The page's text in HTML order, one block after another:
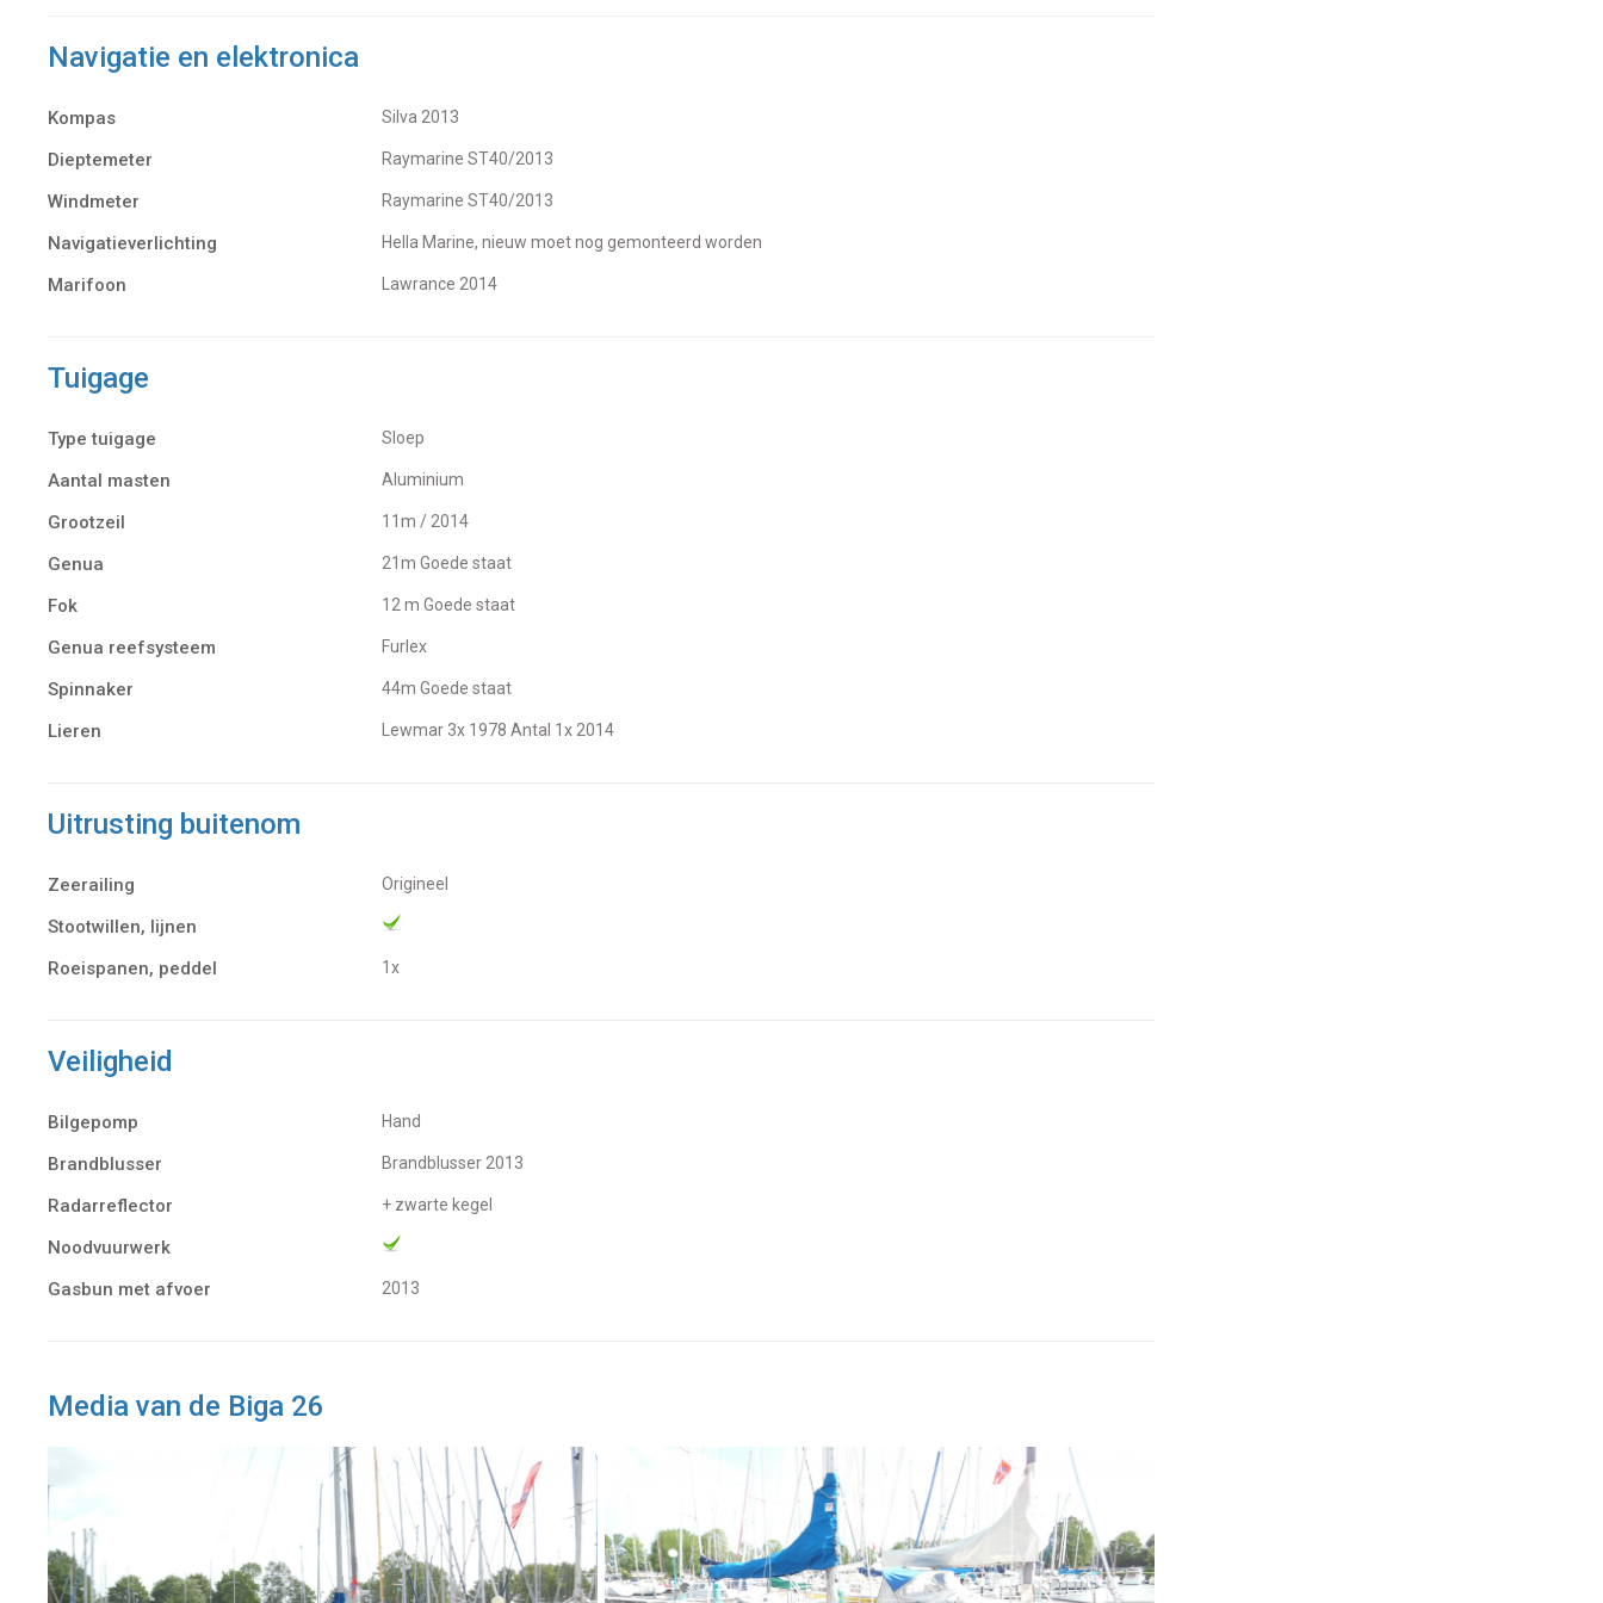
Navigatie en elektronica
Kompas Silva 2013
Dieptemeter Raymarine ST40/2013
Windmeter Raymarine ST40/2013
Navigatieverlichting Hella Marine, nieuw moet nog gemonteerd worden
Marifoon Lawrance 2014
Tuigage
Type tuigage Sloep
Aantal masten Aluminium
Grootzeil 11m / 2014
Genua 21m Goede staat
Fok 12 m Goede staat
Genua reefsysteem Furlex
Spinnaker 44m Goede staat
Lieren Lewmar 3x 1978 Antal 1x 2014
Uitrusting buitenom
Zeerailing Origineel
Stootwillen, lijnen
Roeispanen, peddel
1x
Veiligheid
Bilgepomp Hand
Brandblusser Brandblusser 2013
Radarreflector + zwarte kegel
Noodvuurwerk
Gasbun met afvoer
2013
Media van de Biga 26